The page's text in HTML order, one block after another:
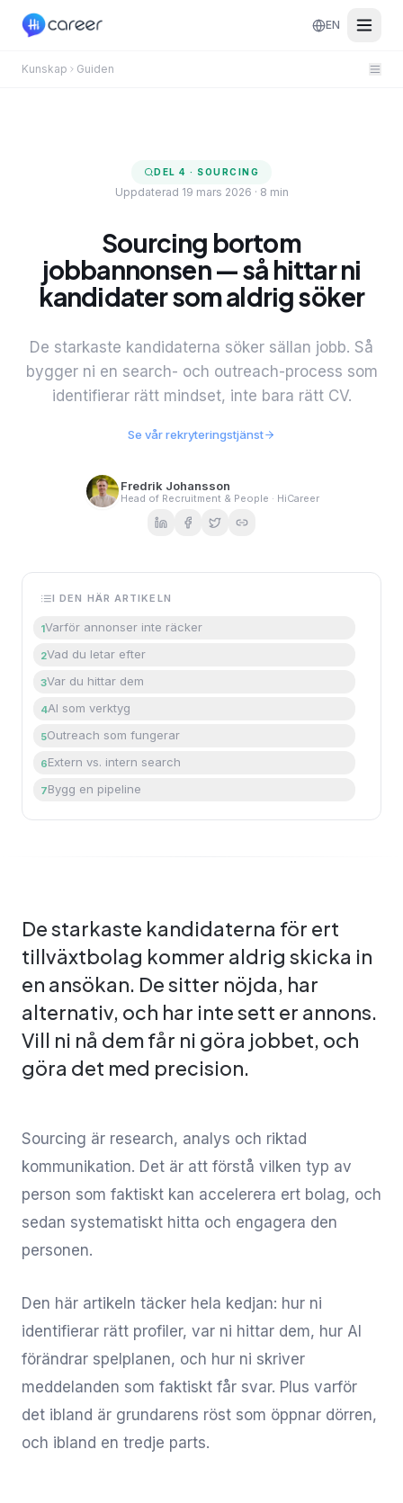
EN
Kunskap Guiden
DEL 4 · SOURCING
Uppdaterad 19 mars 2026 · 8 min
Sourcing bortom
jobbannonsen — så hittar ni
kandidater som aldrig söker
De starkaste kandidaterna söker sällan jobb. Så
bygger ni en search- och outreach-process som
identifierar rätt mindset, inte bara rätt CV.
Se vår rekryteringstjänst
Fredrik Johansson
Head of Recruitment & People · HiCareer
I DEN HÄR ARTIKELN
1Varför annonser inte räcker
2Vad du letar efter
3Var du hittar dem
4AI som verktyg
5Outreach som fungerar
6Extern vs. intern search
7Bygg en pipeline
De starkaste kandidaterna för ert
tillväxtbolag kommer aldrig skicka in
en ansökan. De sitter nöjda, har
alternativ, och har inte sett er annons.
Vill ni nå dem får ni göra jobbet, och
göra det med precision.
Sourcing är research, analys och riktad
kommunikation. Det är att förstå vilken typ av
person som faktiskt kan accelerera ert bolag, och
sedan systematiskt hitta och engagera den
personen.
Den här artikeln täcker hela kedjan: hur ni
identifierar rätt profiler, var ni hittar dem, hur AI
förändrar spelplanen, och hur ni skriver
meddelanden som faktiskt får svar. Plus varför
det ibland är grundarens röst som öppnar dörren,
och ibland en tredje parts.